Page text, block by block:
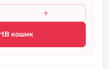
В кошик